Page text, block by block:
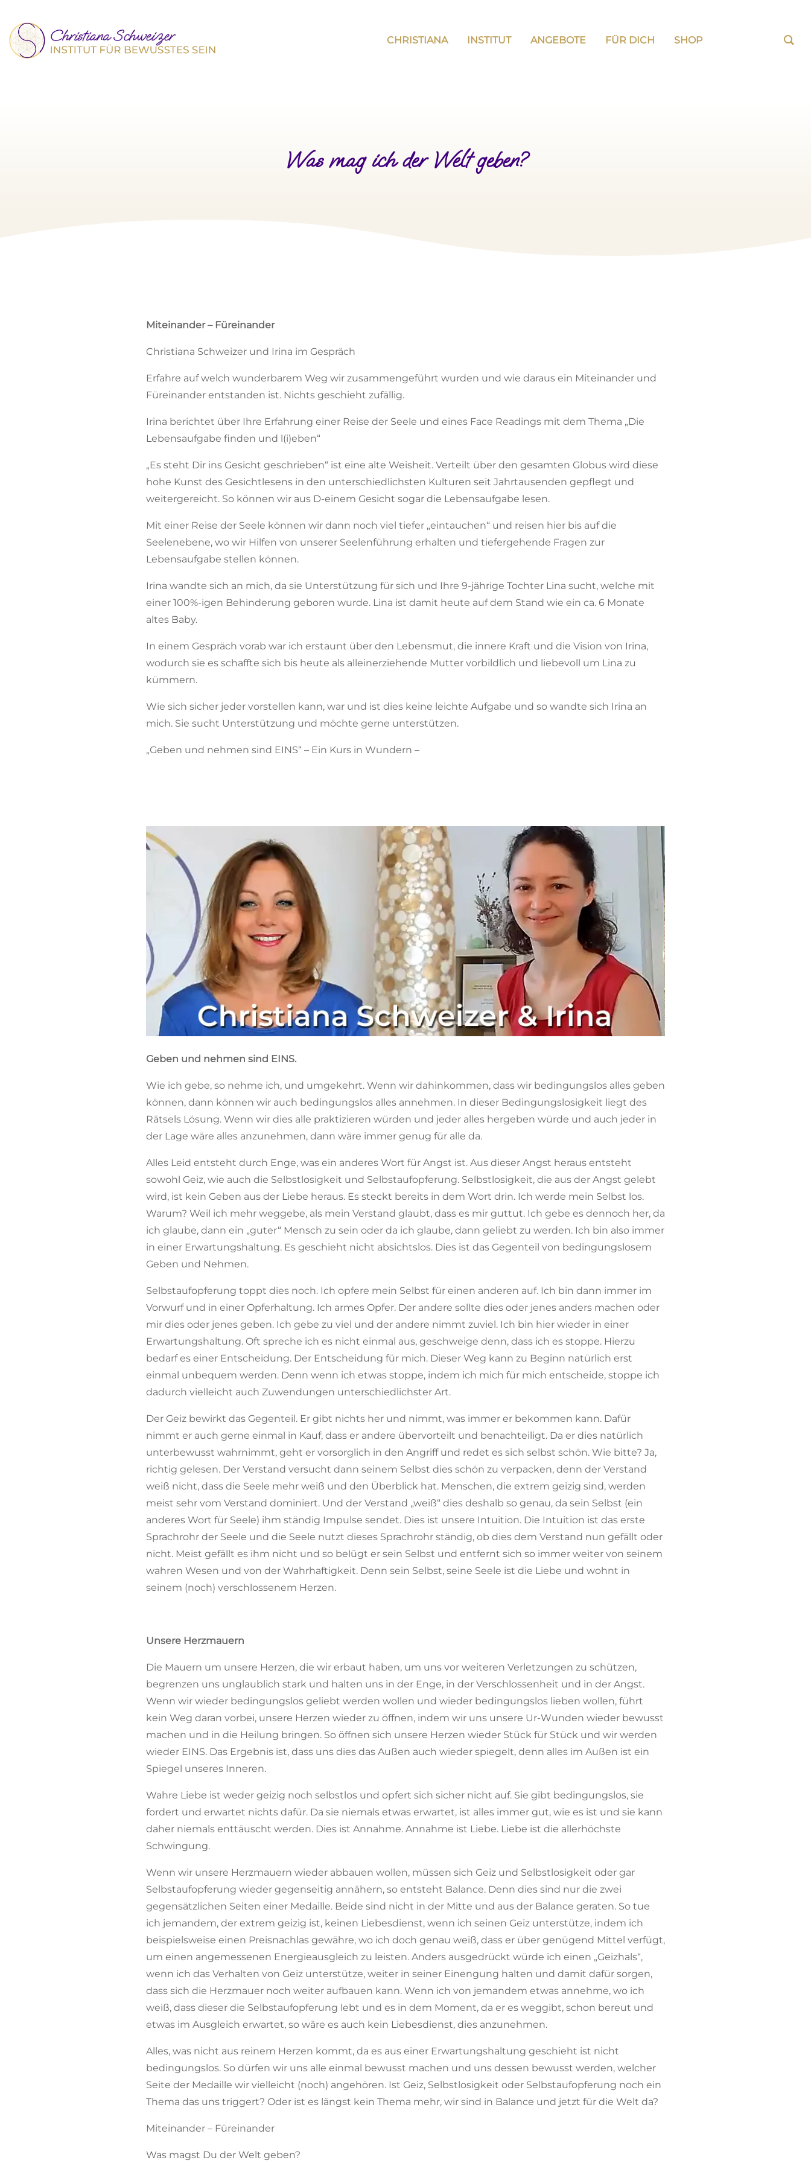
CHRISTIANA INSTITUT ANGEBOTE FÜR DICH SHOP
Was mag ich der Welt geben?
Miteinander – Füreinander
Christiana Schweizer und Irina im Gespräch
Erfahre auf welch wunderbarem Weg wir zusammengeführt wurden und wie daraus ein Miteinander und
Füreinander entstanden ist. Nichts geschieht zufällig.
Irina berichtet über Ihre Erfahrung einer Reise der Seele und eines Face Readings mit dem Thema „Die
Lebensaufgabe finden und l(i)eben“
„Es steht Dir ins Gesicht geschrieben“ ist eine alte Weisheit. Verteilt über den gesamten Globus wird diese
hohe Kunst des Gesichtlesens in den unterschiedlichsten Kulturen seit Jahrtausenden gepflegt und
weitergereicht. So können wir aus D-einem Gesicht sogar die Lebensaufgabe lesen.
Mit einer Reise der Seele können wir dann noch viel tiefer „eintauchen“ und reisen hier bis auf die
Seelenebene, wo wir Hilfen von unserer Seelenführung erhalten und tiefergehende Fragen zur
Lebensaufgabe stellen können.
Irina wandte sich an mich, da sie Unterstützung für sich und Ihre 9-jährige Tochter Lina sucht, welche mit
einer 100%-igen Behinderung geboren wurde. Lina ist damit heute auf dem Stand wie ein ca. 6 Monate
altes Baby.
In einem Gespräch vorab war ich erstaunt über den Lebensmut, die innere Kraft und die Vision von Irina,
wodurch sie es schaffte sich bis heute als alleinerziehende Mutter vorbildlich und liebevoll um Lina zu
kümmern.
Wie sich sicher jeder vorstellen kann, war und ist dies keine leichte Aufgabe und so wandte sich Irina an
mich. Sie sucht Unterstützung und möchte gerne unterstützen.
„Geben und nehmen sind EINS“ – Ein Kurs in Wundern –
Geben und nehmen sind EINS.
Wie ich gebe, so nehme ich, und umgekehrt. Wenn wir dahinkommen, dass wir bedingungslos alles geben
können, dann können wir auch bedingungslos alles annehmen. In dieser Bedingungslosigkeit liegt des
Rätsels Lösung. Wenn wir dies alle praktizieren würden und jeder alles hergeben würde und auch jeder in
der Lage wäre alles anzunehmen, dann wäre immer genug für alle da.
Alles Leid entsteht durch Enge, was ein anderes Wort für Angst ist. Aus dieser Angst heraus entsteht
sowohl Geiz, wie auch die Selbstlosigkeit und Selbstaufopferung. Selbstlosigkeit, die aus der Angst gelebt
wird, ist kein Geben aus der Liebe heraus. Es steckt bereits in dem Wort drin. Ich werde mein Selbst los.
Warum? Weil ich mehr weggebe, als mein Verstand glaubt, dass es mir guttut. Ich gebe es dennoch her, da
ich glaube, dann ein „guter“ Mensch zu sein oder da ich glaube, dann geliebt zu werden. Ich bin also immer
in einer Erwartungshaltung. Es geschieht nicht absichtslos. Dies ist das Gegenteil von bedingungslosem
Geben und Nehmen.
Selbstaufopferung toppt dies noch. Ich opfere mein Selbst für einen anderen auf. Ich bin dann immer im
Vorwurf und in einer Opferhaltung. Ich armes Opfer. Der andere sollte dies oder jenes anders machen oder
mir dies oder jenes geben. Ich gebe zu viel und der andere nimmt zuviel. Ich bin hier wieder in einer
Erwartungshaltung. Oft spreche ich es nicht einmal aus, geschweige denn, dass ich es stoppe. Hierzu
bedarf es einer Entscheidung. Der Entscheidung für mich. Dieser Weg kann zu Beginn natürlich erst
einmal unbequem werden. Denn wenn ich etwas stoppe, indem ich mich für mich entscheide, stoppe ich
dadurch vielleicht auch Zuwendungen unterschiedlichster Art.
Der Geiz bewirkt das Gegenteil. Er gibt nichts her und nimmt, was immer er bekommen kann. Dafür
nimmt er auch gerne einmal in Kauf, dass er andere übervorteilt und benachteiligt. Da er dies natürlich
unterbewusst wahrnimmt, geht er vorsorglich in den Angriff und redet es sich selbst schön. Wie bitte? Ja,
richtig gelesen. Der Verstand versucht dann seinem Selbst dies schön zu verpacken, denn der Verstand
weiß nicht, dass die Seele mehr weiß und den Überblick hat. Menschen, die extrem geizig sind, werden
meist sehr vom Verstand dominiert. Und der Verstand „weiß“ dies deshalb so genau, da sein Selbst (ein
anderes Wort für Seele) ihm ständig Impulse sendet. Dies ist unsere Intuition. Die Intuition ist das erste
Sprachrohr der Seele und die Seele nutzt dieses Sprachrohr ständig, ob dies dem Verstand nun gefällt oder
nicht. Meist gefällt es ihm nicht und so belügt er sein Selbst und entfernt sich so immer weiter von seinem
wahren Wesen und von der Wahrhaftigkeit. Denn sein Selbst, seine Seele ist die Liebe und wohnt in
seinem (noch) verschlossenem Herzen.
Unsere Herzmauern
Die Mauern um unsere Herzen, die wir erbaut haben, um uns vor weiteren Verletzungen zu schützen,
begrenzen uns unglaublich stark und halten uns in der Enge, in der Verschlossenheit und in der Angst.
Wenn wir wieder bedingungslos geliebt werden wollen und wieder bedingungslos lieben wollen, führt
kein Weg daran vorbei, unsere Herzen wieder zu öffnen, indem wir uns unsere Ur-Wunden wieder bewusst
machen und in die Heilung bringen. So öffnen sich unsere Herzen wieder Stück für Stück und wir werden
wieder EINS. Das Ergebnis ist, dass uns dies das Außen auch wieder spiegelt, denn alles im Außen ist ein
Spiegel unseres Inneren.
Wahre Liebe ist weder geizig noch selbstlos und opfert sich sicher nicht auf. Sie gibt bedingungslos, sie
fordert und erwartet nichts dafür. Da sie niemals etwas erwartet, ist alles immer gut, wie es ist und sie kann
daher niemals enttäuscht werden. Dies ist Annahme. Annahme ist Liebe. Liebe ist die allerhöchste
Schwingung.
Wenn wir unsere Herzmauern wieder abbauen wollen, müssen sich Geiz und Selbstlosigkeit oder gar
Selbstaufopferung wieder gegenseitig annähern, so entsteht Balance. Denn dies sind nur die zwei
gegensätzlichen Seiten einer Medaille. Beide sind nicht in der Mitte und aus der Balance geraten. So tue
ich jemandem, der extrem geizig ist, keinen Liebesdienst, wenn ich seinen Geiz unterstütze, indem ich
beispielsweise einen Preisnachlas gewähre, wo ich doch genau weiß, dass er über genügend Mittel verfügt,
um einen angemessenen Energieausgleich zu leisten. Anders ausgedrückt würde ich einen „Geizhals“,
wenn ich das Verhalten von Geiz unterstütze, weiter in seiner Einengung halten und damit dafür sorgen,
dass sich die Herzmauer noch weiter aufbauen kann. Wenn ich von jemandem etwas annehme, wo ich
weiß, dass dieser die Selbstaufopferung lebt und es in dem Moment, da er es weggibt, schon bereut und
etwas im Ausgleich erwartet, so wäre es auch kein Liebesdienst, dies anzunehmen.
Alles, was nicht aus reinem Herzen kommt, da es aus einer Erwartungshaltung geschieht ist nicht
bedingungslos. So dürfen wir uns alle einmal bewusst machen und uns dessen bewusst werden, welcher
Seite der Medaille wir vielleicht (noch) angehören. Ist Geiz, Selbstlosigkeit oder Selbstaufopferung noch ein
Thema das uns triggert? Oder ist es längst kein Thema mehr, wir sind in Balance und jetzt für die Welt da?
Miteinander – Füreinander
Was magst Du der Welt geben?